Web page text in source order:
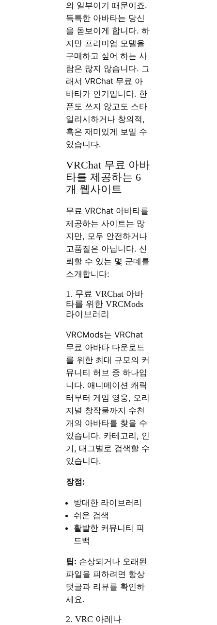
의 일부이기 때문이죠.
독특한 아바타는 당신
을 돋보이게 합니다. 하
지만 프리미엄 모델을
구매하고 싶어 하는 사
람은 많지 않습니다. 그
래서 VRChat 무료 아
바타가 인기입니다. 한
푼도 쓰지 않고도 스타
일리시하거나 창의적,
혹은 재미있게 보일 수
있습니다.
VRChat 무료 아바
타를 제공하는 6
개 웹사이트
무료 VRChat 아바타를
제공하는 사이트는 많
지만, 모두 안전하거나
고품질은 아닙니다. 신
뢰할 수 있는 몇 군데를
소개합니다:
1. 무료 VRChat 아바
타를 위한 VRCMods
라이브러리
VRCMods는 VRChat
무료 아바타 다운로드
를 위한 최대 규모의 커
뮤니티 허브 중 하나입
니다. 애니메이션 캐릭
터부터 게임 영웅, 오리
지널 창작물까지 수천
개의 아바타를 찾을 수
있습니다. 카테고리, 인
기, 태그별로 검색할 수
있습니다.
장점:
방대한 라이브러리
쉬운 검색
활발한 커뮤니티 피
드백
팁: 손상되거나 오래된
파일을 피하려면 항상
댓글과 리뷰를 확인하
세요.
2. VRC 아레나